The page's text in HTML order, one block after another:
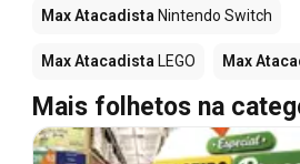
Max Atacadista Nintendo Switch
Max Atacadista LEGO Max
Mais folhetos na